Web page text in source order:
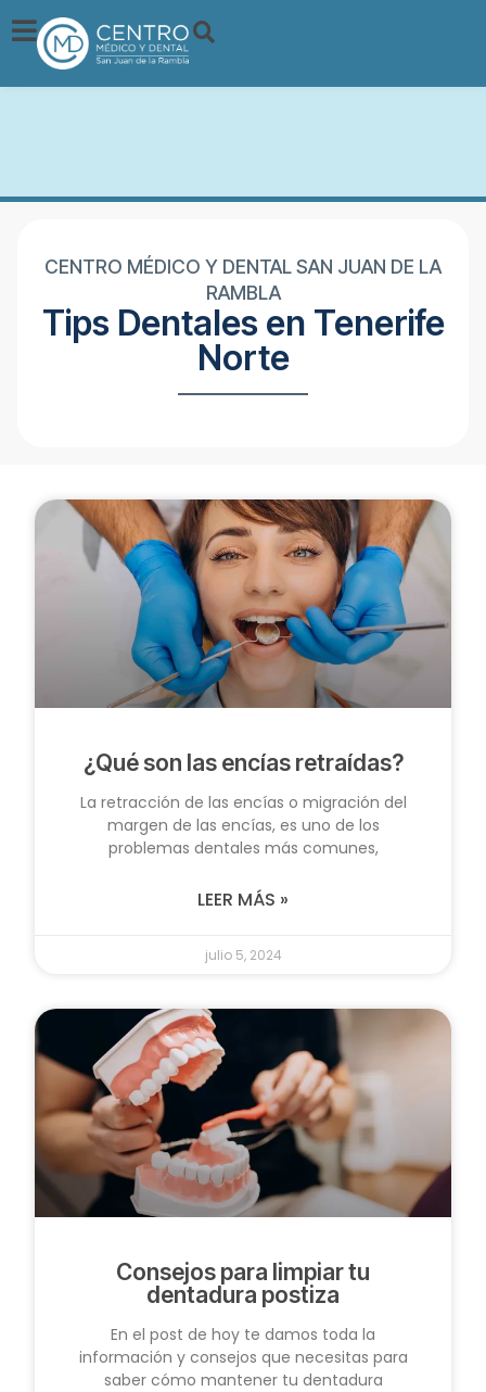
CENTRO MÉDICO Y DENTAL SAN JUAN DE LA
RAMBLA
Tips Dentales en Tenerife
Norte
¿Qué son las encías retraídas?
La retracción de las encías o migración del
margen de las encías, es uno de los
problemas dentales más comunes,
LEER MÁS »
julio 5, 2024
Consejos para limpiar tu
dentadura postiza
En el post de hoy te damos toda la
información y consejos que necesitas para
saber cómo mantener tu dentadura